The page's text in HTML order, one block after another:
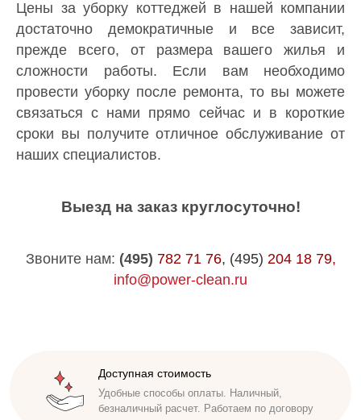
Цены за уборку коттеджей в нашей компании
достаточно демократичные и все зависит,
прежде всего, от размера вашего жилья и
сложности работы. Если вам необходимо
провести уборку после ремонта, то вы можете
связаться с нами прямо сейчас и в короткие
сроки вы получите отличное обслуживание от
наших специалистов.
Выезд на заказ круглосуточно!
Звоните нам: (495) 782 71 76, (495) 204 18 79,
info@power-clean.ru
Доступная стоимость
Удобные способы оплаты. Наличный,
безналичный расчет. Работаем по договору